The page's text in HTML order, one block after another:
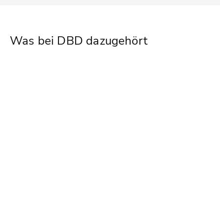
Was bei DBD dazugehört